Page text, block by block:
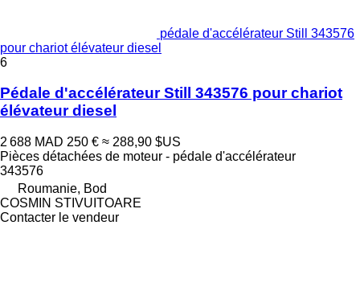
pédale d'accélérateur Still 343576
pour chariot élévateur diesel
6
Pédale d'accélérateur Still 343576 pour chariot
élévateur diesel
2 688 MAD 250 € ≈ 288,90 $US
Pièces détachées de moteur - pédale d'accélérateur
343576
Roumanie, Bod
COSMIN STIVUITOARE
Contacter le vendeur